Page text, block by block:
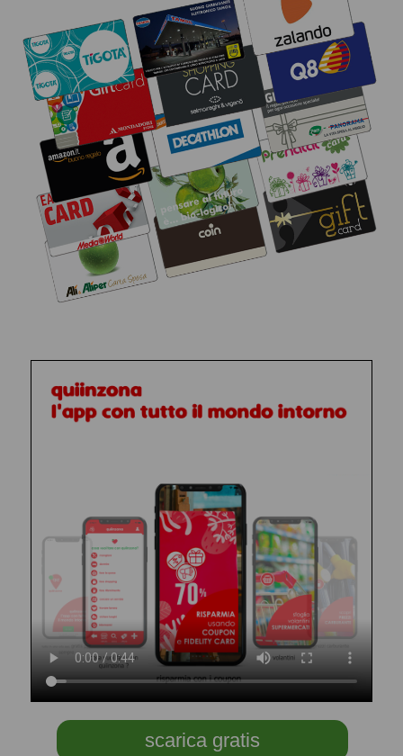
scarica gratis